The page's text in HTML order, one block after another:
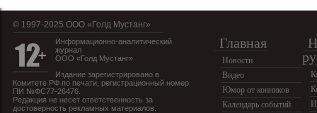
© 1997-2025 OOO «Голд Мустанг»
Информационно-аналитический
журнал
ООО «Голд Мустанг»
Издание зарегистрировано в
Комитете РФ по печати, регистрационный номер
ПИ №ФС77-26476.
Редакция не несет ответственность за
достоверность рекламных материалов.
Главная
Новости
Видео
Юмор от конников
Календарь событий